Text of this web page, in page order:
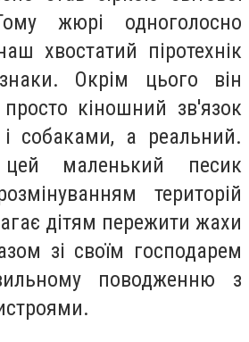
жюрі одноголосно
хвостатий піротехнік
Окрім цього він
кіношний зв'язок
собаками, а реальний.
маленький песик
територій
дітям пережити жахи
зі своїм господарем
поводженню з